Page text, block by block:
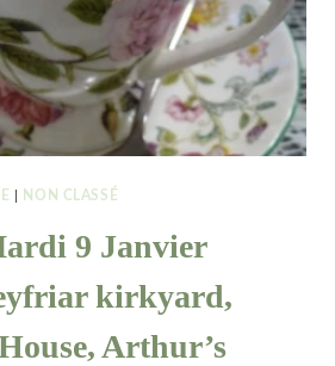
NON CLASSÉ
9 Janvier
kirkyard,
Arthur’s